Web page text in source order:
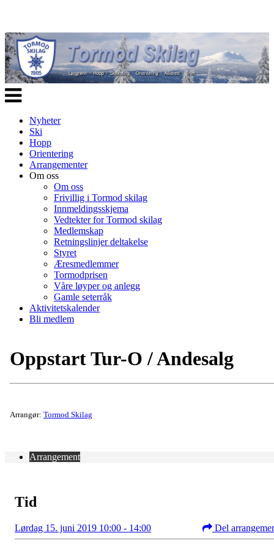
Veksle
navigasjon
Nyheter
Ski
Hopp
Orientering
Arrangementer
Om oss
Om oss
Frivillig i Tormod skilag
Innmeldingsskjema
Vedtekter for Tormod skilag
Medlemskap
Retningslinjer deltakelse
Styret
Æresmedlemmer
Tormodprisen
Våre løyper og anlegg
Gamle seterråk
Aktivitetskalender
Bli medlem
Oppstart Tur-O / Andesalg
Arrangør: Tormod Skilag
Arrangement
Tid
Lørdag 15. juni 2019 10:00 - 14:00 Del